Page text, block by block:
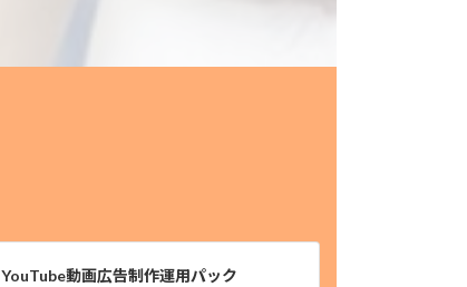
YouTube動画広告制作運用パック